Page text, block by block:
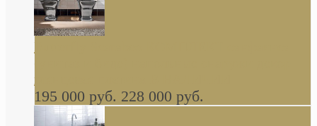
Butterfly Scarabeo КОМПЛЕКТ санфаянса
глянцевая платина В НАЛИЧИИ
195 000 руб. 228 000 руб.